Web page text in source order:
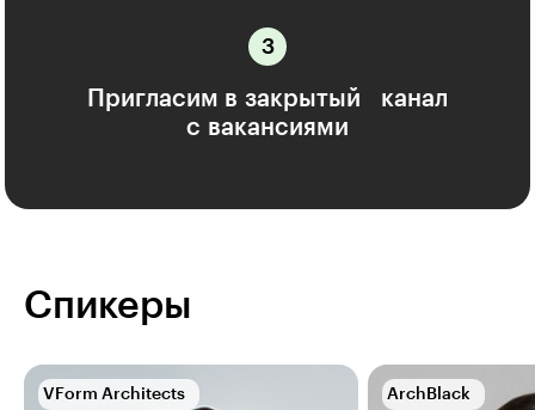
Пригласим в закрытый канал
с вакансиями
Спикеры
VForm Architects ArchBlack